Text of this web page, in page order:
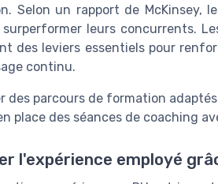
Selon un rapport de
surperformer leurs concurrents.
des leviers essentiels pour
continu.
des parcours de formation
place des séances de coaching
l'expérience employé